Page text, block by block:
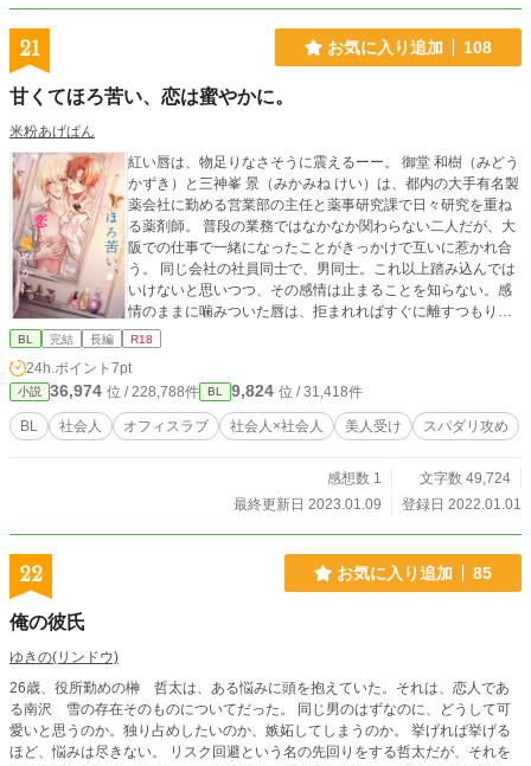
21 お気に入り追加 108
甘くてほろ苦い、恋は蜜やかに。
米粉あげぱん
紅い唇は、物足りなさそうに震えるーー。 御堂 和樹（みどう
かずき）と三神峯 景（みかみね けい）は、都内の大手有名製
薬会社に勤める営業部の主任と薬事研究課で日々研究を重ね
る薬剤師。 普段の業務ではなかなか関わらない二人だが、大
阪での仕事で一緒になったことがきっかけで互いに惹かれ合
う。 同じ会社の社員同士で、男同士。これ以上踏み込んでは
いけないと思いつつ、その感情は止まることを知らない。感
情のままに噛みついた唇は、拒まれればすぐに離すつもりだ
った。 彼に会うたび、触れるたび、夢中になっていく。 ーー
ろ苦い、二人だけの秘密の恋。 ※表紙は漫画家の星埜いろ様
に描いていただきました！！
BL 完結 長編 R18
24h.ポイント 7pt
小説 36,974 位 / 228,788件 BL 9,824 位 / 31,418件
BL 社会人 オフィスラブ 社会人×社会人 美人受け スパダリ攻め
感想数 1
文字数 49,724
最終更新日 2023.01.09
登録日 2022.01.01
22 お気に入り追加 85
俺の彼氏
ゆきの(リンドウ)
26歳、役所勤めの榊 哲太は、ある悩みに頭を抱えていた。それは、恋人であ
る南沢 雪の存在そのものについてだった。 同じ男のはずなのに、どうして可
愛いと思うのか。独り占めしたいのか、嫉妬してしまうのか。 挙げれば挙げる
ほど、悩みは尽きない。 リスク回避という名の先回りをする哲太だが、それを